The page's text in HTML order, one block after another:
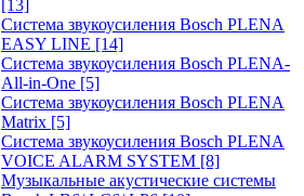
[13]
Система звукоусиления Bosch PLENA
EASY LINE [14]
Система звукоусиления Bosch PLENA-
All-in-One [5]
Система звукоусиления Bosch PLENA
Matrix [5]
Система звукоусиления Bosch PLENA
VOICE ALARM SYSTEM [8]
Музыкальные акустические системы